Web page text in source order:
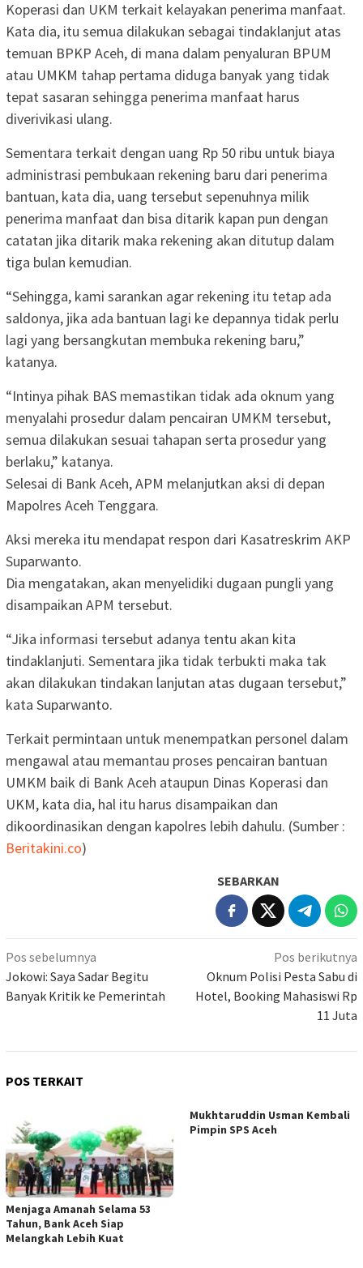
Koperasi dan UKM terkait kelayakan penerima manfaat.
Kata dia, itu semua dilakukan sebagai tindaklanjut atas
temuan BPKP Aceh, di mana dalam penyaluran BPUM
atau UMKM tahap pertama diduga banyak yang tidak
tepat sasaran sehingga penerima manfaat harus
diverivikasi ulang.
Sementara terkait dengan uang Rp 50 ribu untuk biaya
administrasi pembukaan rekening baru dari penerima
bantuan, kata dia, uang tersebut sepenuhnya milik
penerima manfaat dan bisa ditarik kapan pun dengan
catatan jika ditarik maka rekening akan ditutup dalam
tiga bulan kemudian.
“Sehingga, kami sarankan agar rekening itu tetap ada
saldonya, jika ada bantuan lagi ke depannya tidak perlu
lagi yang bersangkutan membuka rekening baru,”
katanya.
“Intinya pihak BAS memastikan tidak ada oknum yang
menyalahi prosedur dalam pencairan UMKM tersebut,
semua dilakukan sesuai tahapan serta prosedur yang
berlaku,” katanya.
Selesai di Bank Aceh, APM melanjutkan aksi di depan
Mapolres Aceh Tenggara.
Aksi mereka itu mendapat respon dari Kasatreskrim AKP
Suparwanto.
Dia mengatakan, akan menyelidiki dugaan pungli yang
disampaikan APM tersebut.
“Jika informasi tersebut adanya tentu akan kita
tindaklanjuti. Sementara jika tidak terbukti maka tak
akan dilakukan tindakan lanjutan atas dugaan tersebut,”
kata Suparwanto.
Terkait permintaan untuk menempatkan personel dalam
mengawal atau memantau proses pencairan bantuan
UMKM baik di Bank Aceh ataupun Dinas Koperasi dan
UKM, kata dia, hal itu harus disampaikan dan
dikoordinasikan dengan kapolres lebih dahulu. (Sumber :
Beritakini.co)
SEBARKAN
Navigasi
pos
Pos sebelumnya
Jokowi: Saya Sadar Begitu
Banyak Kritik ke Pemerintah
Pos berikutnya
Oknum Polisi Pesta Sabu di
Hotel, Booking Mahasiswi Rp
11 Juta
POS TERKAIT
Menjaga Amanah Selama 53
Tahun, Bank Aceh Siap
Melangkah Lebih Kuat
Mukhtaruddin Usman Kembali
Pimpin SPS Aceh